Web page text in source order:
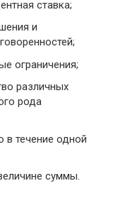
ставка;
и
ограничения;
различных
рода
в течение одной
суммы.